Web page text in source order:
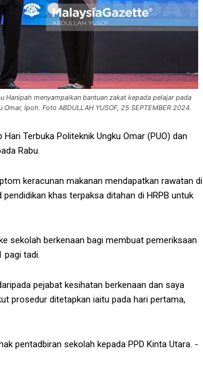
Hanipah menyampaikan bantuan zakat kepada pelajar pada
Ipoh. Foto ABDULLAH YUSOF, 25 SEPTEMBER 2024.
Terbuka Politeknik Ungku Omar (PUO) dan
Rabu.
keracunan makanan mendapatkan rawatan di
khas terpaksa ditahan di HRPB untuk
sekolah berkenaan bagi membuat pemeriksaan
pagi tadi.
pejabat kesihatan berkenaan dan saya
prosedur ditetapkan iaitu pada hari pertama,
pentadbiran sekolah kepada PPD Kinta Utara. -